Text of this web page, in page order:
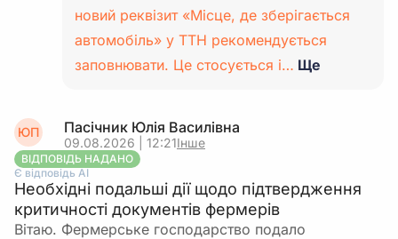
новий реквізит «Місце, де зберігається
автомобіль» у ТТН рекомендується
заповнювати. Це стосується і… Ще
ЮП Пасічник Юлія Василівна
09.08.2026 | 12:21Інше
ВІДПОВІДЬ НАДАНО
Є відповідь АІ
Необхідні подальші дії щодо підтвердження
критичності документів фермерів
Вітаю. Фермерське господарство подало